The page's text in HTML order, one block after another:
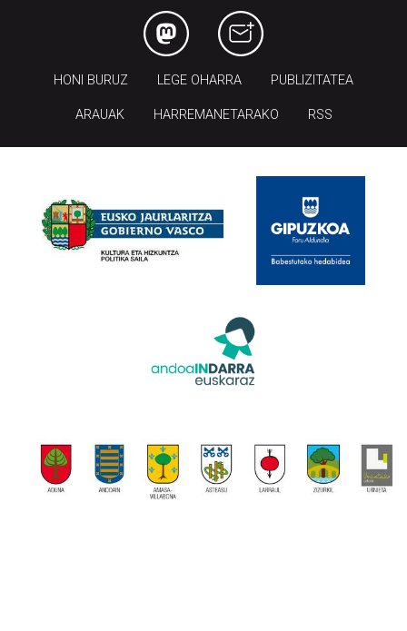
HONI BURUZ LEGE OHARRA PUBLIZITATEA
ARAUAK HARREMANETARAKO RSS